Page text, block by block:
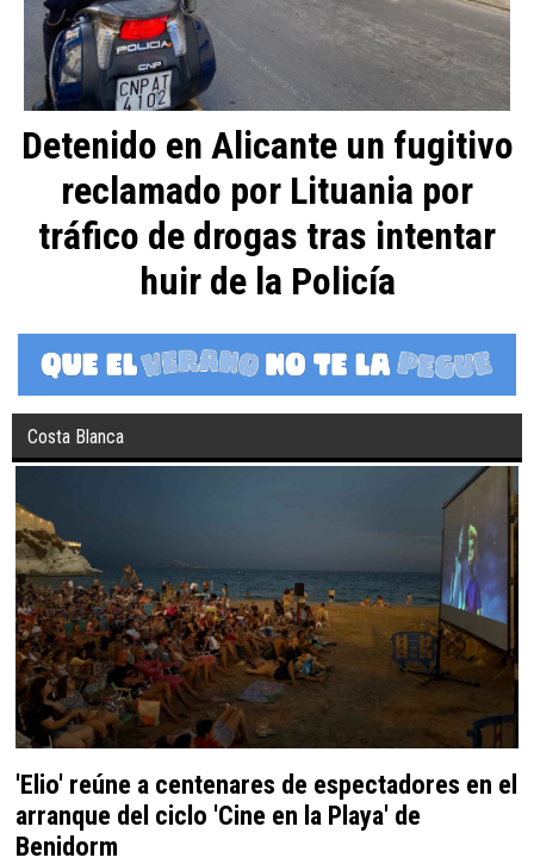
Detenido en Alicante un fugitivo
reclamado por Lituania por
tráfico de drogas tras intentar
huir de la Policía
Costa Blanca
'Elio' reúne a centenares de espectadores en el
arranque del ciclo 'Cine en la Playa' de
Benidorm